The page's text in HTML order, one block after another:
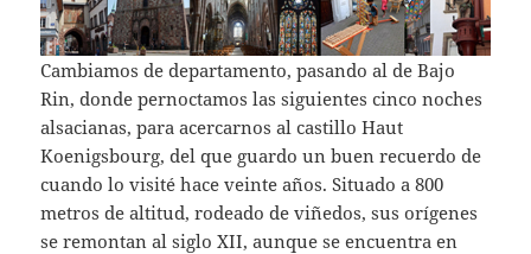
Cambiamos de departamento, pasando al de Bajo
Rin, donde pernoctamos las siguientes cinco noches
alsacianas, para acercarnos al castillo Haut
Koenigsbourg, del que guardo un buen recuerdo de
cuando lo visité hace veinte años. Situado a 800
metros de altitud, rodeado de viñedos, sus orígenes
se remontan al siglo XII, aunque se encuentra en